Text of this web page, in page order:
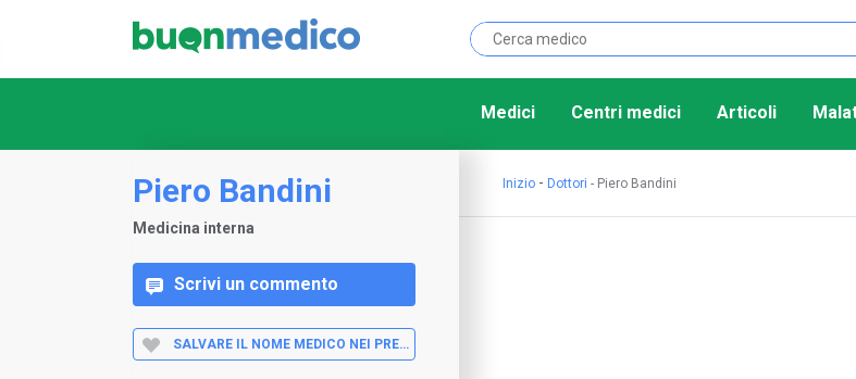
Medici Centri medici Articoli
Piero Bandini
Medicina interna
Scrivi un commento
SALVARE IL NOME MEDICO NEI PREFERITI
Inizio - Dottori - Piero Bandini